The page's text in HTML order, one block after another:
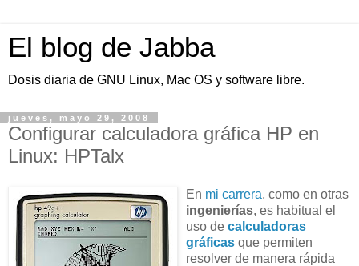
El blog de Jabba
Dosis diaria de GNU Linux, Mac OS y software libre.
jueves, mayo 29, 2008
Configurar calculadora gráfica HP en
Linux: HPTalx
En mi carrera, como en otras
ingenierías, es habitual el
uso de calculadoras
gráficas que permiten
resolver de manera rápida